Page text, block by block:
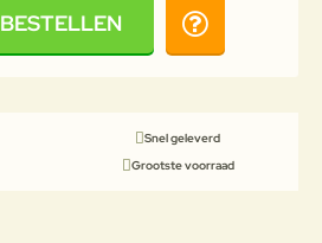
BESTELLEN
Snel geleverd
Grootste voorraad